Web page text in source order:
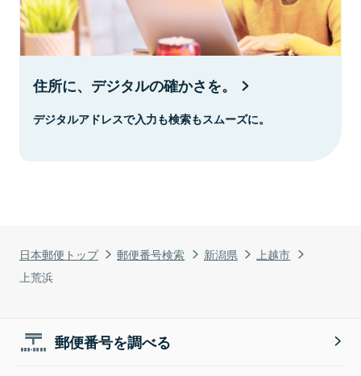
日本郵便トップ 郵便番号検索 新潟県
上越市
上荒浜
住所に、デジタルの確かさを。
デジタルアドレスで入力も検索もスムーズに。
郵便番号を調べる